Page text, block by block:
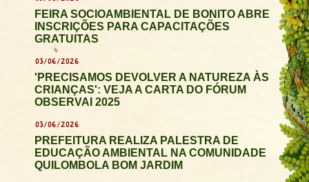
FEIRA SOCIOAMBIENTAL DE BONITO ABRE
INSCRIÇÕES PARA CAPACITAÇÕES
GRATUITAS
03/06/2026
'PRECISAMOS DEVOLVER A NATUREZA ÀS
CRIANÇAS': VEJA A CARTA DO FÓRUM
OBSERVAI 2025
03/06/2026
PREFEITURA REALIZA PALESTRA DE
EDUCAÇÃO AMBIENTAL NA COMUNIDADE
QUILOMBOLA BOM JARDIM